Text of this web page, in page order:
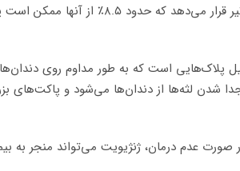
بیماری لثه که از نظر پزشکی به عنوان پریودنتیت شناخته می‌شود ۴۷.۲٪ از
پلاک‌هایی است که به طور مداوم روی
شدن لثه‌ها از دندان‌ها می‌شود و پاکت‌های
عدم درمان، ژنژیویت می‌تواند منجر به